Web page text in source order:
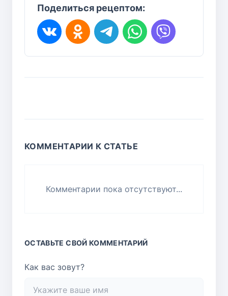
Поделиться рецептом:
КОММЕНТАРИИ К СТАТЬЕ
Комментарии пока отсутствуют...
ОСТАВЬТЕ СВОЙ КОММЕНТАРИЙ
Как вас зовут?